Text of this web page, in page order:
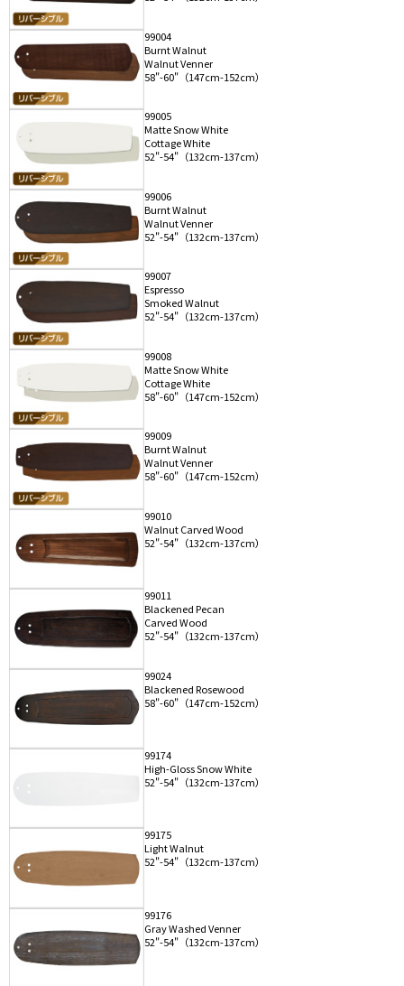
99004
Burnt Walnut
Walnut Venner
58"-60"（147cm-152cm）
99005
Matte Snow White
Cottage White
52"-54"（132cm-137cm）
99006
Burnt Walnut
Walnut Venner
52"-54"（132cm-137cm）
99007
Espresso
Smoked Walnut
52"-54"（132cm-137cm）
99008
Matte Snow White
Cottage White
58"-60"（147cm-152cm）
99009
Burnt Walnut
Walnut Venner
58"-60"（147cm-152cm）
99010
Walnut Carved Wood
52"-54"（132cm-137cm）
99011
Blackened Pecan
Carved Wood
52"-54"（132cm-137cm）
99024
Blackened Rosewood
58"-60"（147cm-152cm）
99174
High-Gloss Snow White
52"-54"（132cm-137cm）
99175
Light Walnut
52"-54"（132cm-137cm）
99176
Gray Washed Venner
52"-54"（132cm-137cm）